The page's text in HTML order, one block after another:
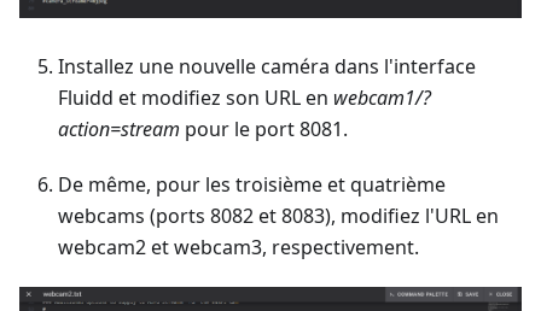
Installez une nouvelle caméra dans l'interface
Fluidd et modifiez son URL en webcam1/?
action=stream pour le port 8081.
De même, pour les troisième et quatrième
webcams (ports 8082 et 8083), modifiez l'URL en
webcam2 et webcam3, respectivement.